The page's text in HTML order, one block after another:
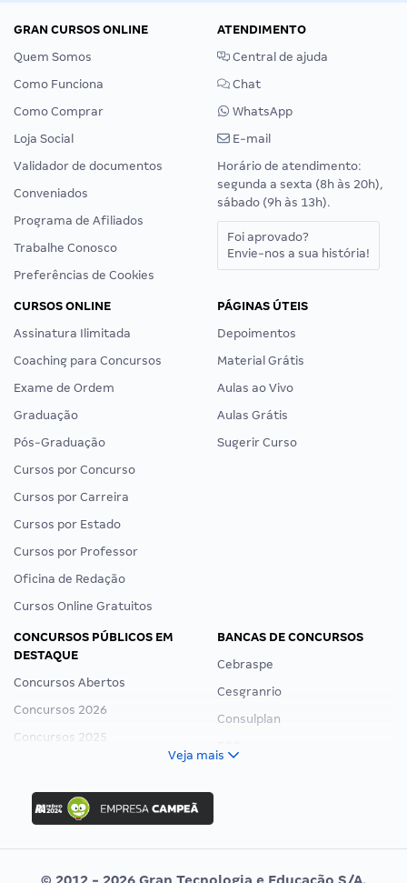
GRAN CURSOS ONLINE
Quem Somos
Como Funciona
Como Comprar
Loja Social
Validador de documentos
Conveniados
Programa de Afiliados
Trabalhe Conosco
Preferências de Cookies
ATENDIMENTO
Central de ajuda
Chat
WhatsApp
E-mail
Horário de atendimento:
segunda a sexta (8h às 20h),
sábado (9h às 13h).
Foi aprovado?
Envie-nos a sua história!
CURSOS ONLINE
Assinatura Ilimitada
Coaching para Concursos
Exame de Ordem
Graduação
Pós-Graduação
Cursos por Concurso
Cursos por Carreira
Cursos por Estado
Cursos por Professor
Oficina de Redação
Cursos Online Gratuitos
PÁGINAS ÚTEIS
Depoimentos
Material Grátis
Aulas ao Vivo
Aulas Grátis
Sugerir Curso
CONCURSOS PÚBLICOS EM
DESTAQUE
Concursos Abertos
Concursos 2026
Concursos 2025
Concurso Ibama
Concurso MPU
Editais publicados
BANCAS DE CONCURSOS
Cebraspe
Cesgranrio
Consulplan
Veja mais